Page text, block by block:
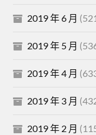
2019 年 6 月
2019 年 5 月
2019 年 4 月
2019 年 3 月
2019 年 2 月